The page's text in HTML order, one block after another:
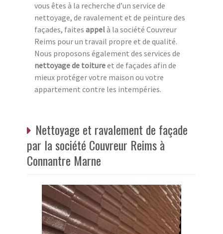
vous êtes à la recherche d’un service de
nettoyage, de ravalement et de peinture des
façades, faites appelà la société Couvreur
Reims pour un travail propre et de qualité.
Nous proposons également des services de
nettoyage de toitureet de façades afin de
mieux protéger votre maison ou votre
appartement contre les intempéries.
Nettoyage et ravalement de façade
par la société Couvreur Reims à
Connantre Marne